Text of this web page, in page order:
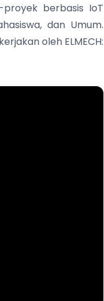
proyek berbasis IoT
dan Umum.
oleh ELMECH: